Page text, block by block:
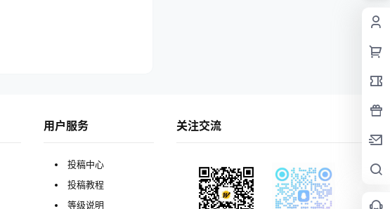
用户服务
投稿中心
投稿教程
等级说明
关注交流